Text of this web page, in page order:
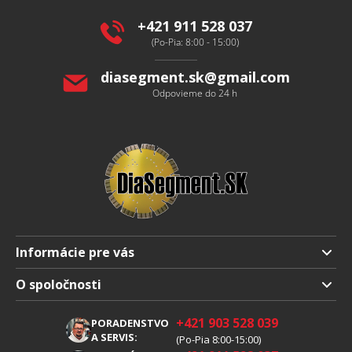
+421 911 528 037
(Po-Pia: 8:00 - 15:00)
diasegment.sk@gmail.com
Odpovieme do 24 h
Informácie pre vás
Doprava a platba
Obchodné podmienky
Reklamácia
O spoločnosti
PORADENSTVO
A SERVIS:
+421 903 528 039
(Po-Pia 8:00-15:00)